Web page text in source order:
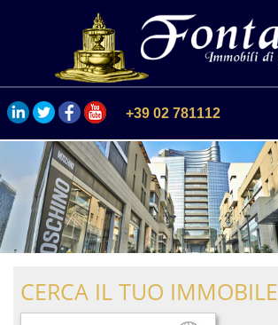
+39 02 781112
CERCA IL TUO IMMOBILE